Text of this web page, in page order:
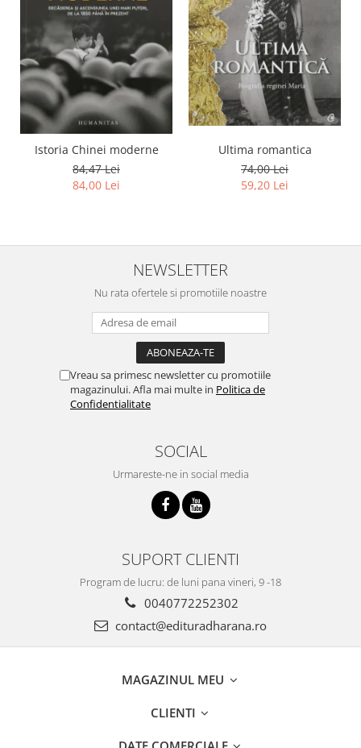
Istoria Chinei moderne
84,47 Lei
84,00 Lei
Ultima romantica
74,00 Lei
59,20 Lei
NEWSLETTER
Nu rata ofertele si promotiile noastre
Vreau sa primesc newsletter cu promotiile
magazinului. Afla mai multe in Politica de
Confidentialitate
SOCIAL
Urmareste-ne in social media
SUPORT CLIENTI
Program de lucru: de luni pana vineri, 9 -18
0040772252302
contact@edituradharana.ro
MAGAZINUL MEU
CLIENTI